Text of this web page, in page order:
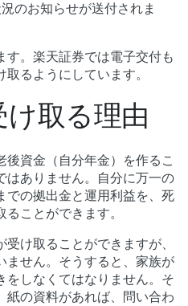
のお知らせが送付されま
す。楽天証券では電子交付も
るようにしています。
取る理由
後資金（自分年金）を作るこ
はありません。自分に万一の
での拠出金と運用利益を、死
ことができます。
け取ることができますが、
ません。そうすると、家族が
をしなくてはなりません。そ
紙の資料があれば、問い合わ